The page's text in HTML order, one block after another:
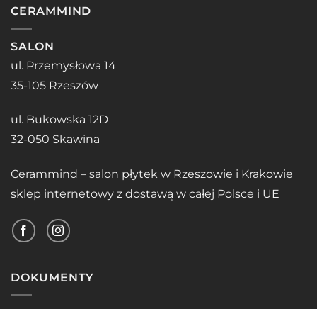
CERAMMIND
SALON
ul. Przemysłowa 14
35-105 Rzeszów
ul. Bukowska 12D
32-050 Skawina
Cerammind – salon płytek w Rzeszowie i Krakowie
sklep internetowy z dostawą w całej Polsce i UE
DOKUMENTY